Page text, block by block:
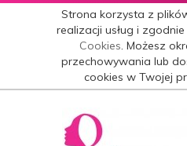
Strona korzysta z
realizacji usług i
Cookies. Możesz
przechowywania lub
cookies w Twojej